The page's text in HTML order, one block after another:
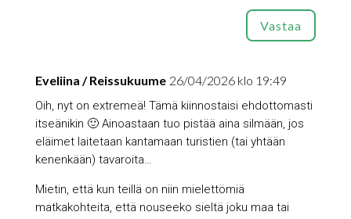
Vastaa
Eveliina / Reissukuume 26/04/2026 klo 19:49
Oih, nyt on extremeä! Tämä kiinnostaisi ehdottomasti
itseänikin 🙂 Ainoastaan tuo pistää aina silmään, jos
eläimet laitetaan kantamaan turistien (tai yhtään
kenenkään) tavaroita…
Mietin, että kun teillä on niin mielettömiä
matkakohteita, että nouseeko sieltä joku maa tai